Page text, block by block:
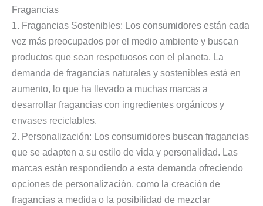
Fragancias
1. Fragancias Sostenibles: Los consumidores están cada
vez más preocupados por el medio ambiente y buscan
productos que sean respetuosos con el planeta. La
demanda de fragancias naturales y sostenibles está en
aumento, lo que ha llevado a muchas marcas a
desarrollar fragancias con ingredientes orgánicos y
envases reciclables.
2. Personalización: Los consumidores buscan fragancias
que se adapten a su estilo de vida y personalidad. Las
marcas están respondiendo a esta demanda ofreciendo
opciones de personalización, como la creación de
fragancias a medida o la posibilidad de mezclar